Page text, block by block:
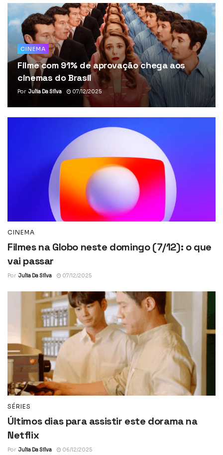
CINEMA
Filme com 91% de aprovação chega aos
cinemas do Brasil
Por Julia Da Silva 07/12/2025
CINEMA
Filmes na Globo neste domingo (7/12): o que
vai passar
Por Julia Da Silva 07/12/2025
SÉRIES
Últimos dias para assistir este dorama na
Netflix
Por Julia Da Silva 06/12/2025